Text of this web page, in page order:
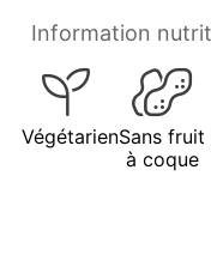
Information
VégétarienSans fruit
à coque